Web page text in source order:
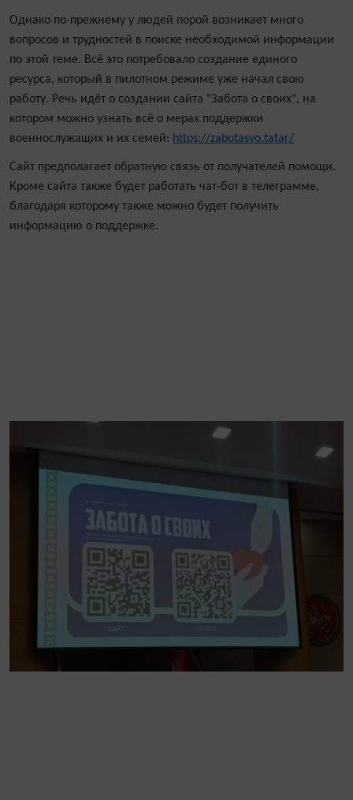
Однако по-прежнему у людей порой возникает много
вопросов и трудностей в поиске необходимой информации
по этой теме. Всё это потребовало создание единого
ресурса, который в пилотном режиме уже начал свою
работу. Речь идёт о создании сайта "Забота о своих", на
котором можно узнать всё о мерах поддержки
военнослужащих и их семей: https://zabotasvo.tatar/
Сайт предполагает обратную связь от получателей помощи.
Кроме сайта также будет работать чат-бот в телеграмме,
благодаря которому также можно будет получить
информацию о поддержке.